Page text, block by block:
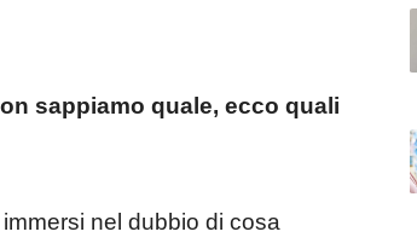
sappiamo quale, ecco quali
nel dubbio di cosa